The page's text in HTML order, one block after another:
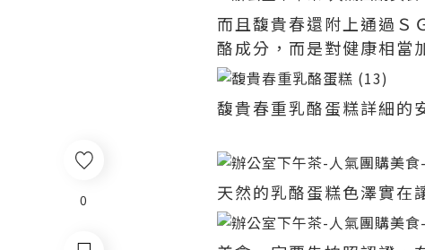
0
而且馥貴春還附上通過Ｓ
酪成分，而是對健康相當
馥貴春重乳酪蛋糕詳細的
天然的乳酪蛋糕色澤實在